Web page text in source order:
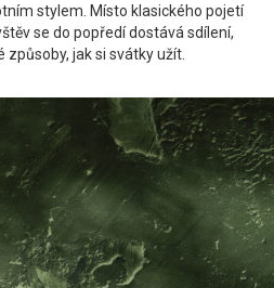
stylem. Místo klasického pojetí
se do popředí dostává sdílení,
jak si svátky užít.